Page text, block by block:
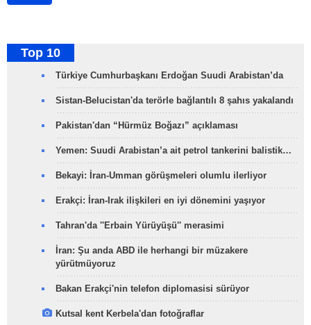
Top 10
Türkiye Cumhurbaşkanı Erdoğan Suudi Arabistan’da
Sistan-Belucistan'da terörle bağlantılı 8 şahıs yakalandı
Pakistan'dan “Hürmüz Boğazı” açıklaması
Yemen: Suudi Arabistan’a ait petrol tankerini balistik…
Bekayi: İran-Umman görüşmeleri olumlu ilerliyor
Erakçi: İran-Irak ilişkileri en iyi dönemini yaşıyor
Tahran'da ''Erbain Yürüyüşü'' merasimi
İran: Şu anda ABD ile herhangi bir müzakere
yürütmüyoruz
Bakan Erakçi'nin telefon diplomasisi sürüyor
Kutsal kent Kerbela'dan fotoğraflar